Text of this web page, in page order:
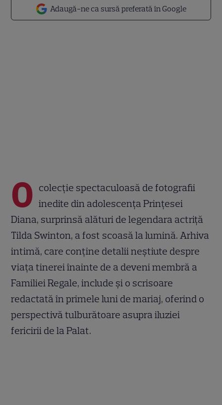
Adaugă-ne ca sursă preferată în Google
O colecție spectaculoasă de fotografii
inedite din adolescența Prințesei
Diana, surprinsă alături de legendara actriță
Tilda Swinton, a fost scoasă la lumină. Arhiva
intimă, care conține detalii neștiute despre
viața tinerei înainte de a deveni membră a
Familiei Regale, include și o scrisoare
redactată în primele luni de mariaj, oferind o
perspectivă tulburătoare asupra iluziei
fericirii de la Palat.